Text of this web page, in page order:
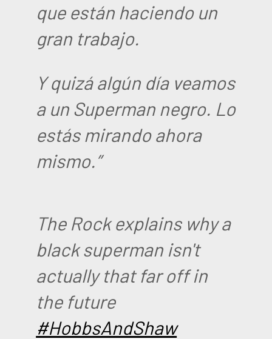
que están haciendo un
gran trabajo.
Y quizá algún día veamos
a un Superman negro. Lo
estás mirando ahora
mismo.”
The Rock explains why a
black superman isn't
actually that far off in
the future
#HobbsAndShaw